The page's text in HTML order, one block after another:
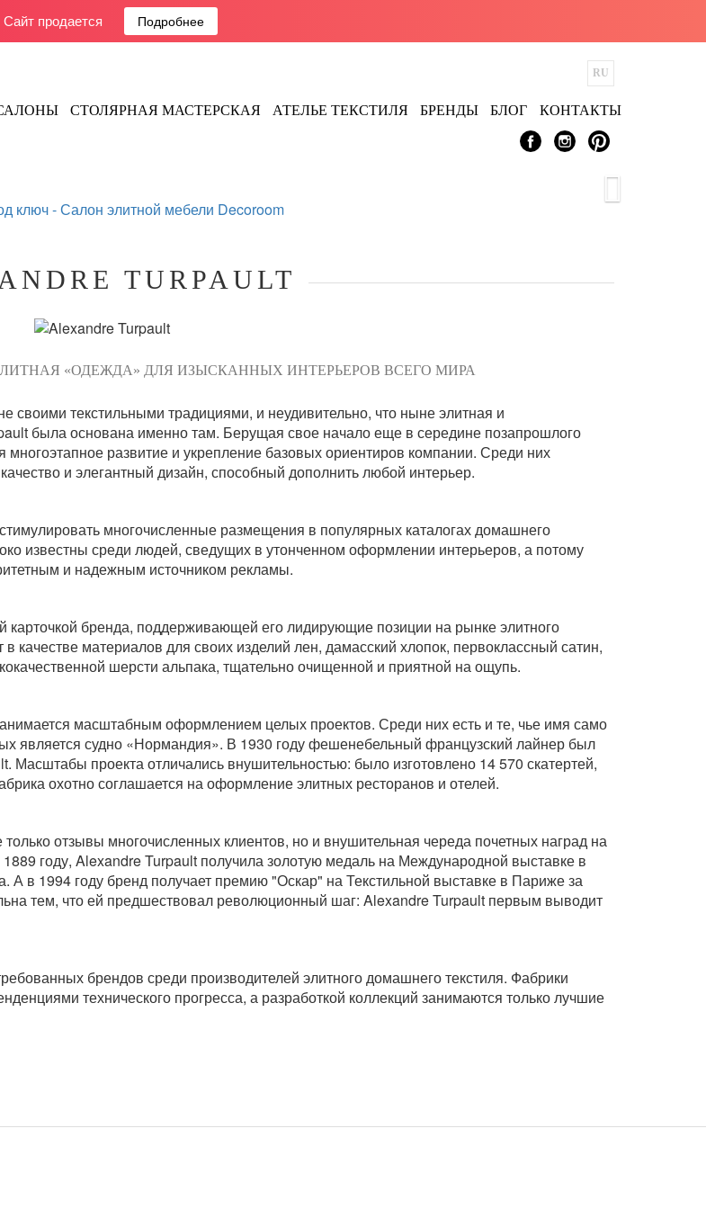
Сайт продается Подробнее
СТОЛЯРНАЯ МАСТЕРСКАЯ АТЕЛЬЕ ТЕКСТИЛЯ БРЕНДЫ БЛОГ КОНТАКТЫ
ключ -Салон элитной мебели Decoroom
TURPAULT
«ОДЕЖДА» ДЛЯ ИЗЫСКАННЫХ ИНТЕРЬЕРОВ ВСЕГО МИРА
текстильными традициями, и неудивительно, что ныне элитная и
была основана именно там. Берущая свое начало еще в середине позапрошлого
развитие и укрепление базовых ориентиров компании. Среди них
и элегантный дизайн, способный дополнить любой интерьер.
многочисленные размещения в популярных каталогах домашнего
известны среди людей, сведущих в утонченном оформлении интерьеров, а потому
и надежным источником рекламы.
карточкой бренда, поддерживающей его лидирующие позиции на рынке элитного
качестве материалов для своих изделий лен, дамасский хлопок, первоклассный сатин,
шерсти альпака, тщательно очищенной и приятной на ощупь.
масштабным оформлением целых проектов. Среди них есть и те, чье имя само
является судно «Нормандия». В 1930 году фешенебельный французский лайнер был
проекта отличались внушительностью: было изготовлено 14 570 скатертей,
охотно соглашается на оформление элитных ресторанов и отелей.
отзывы многочисленных клиентов, но и внушительная череда почетных наград на
году, Alexandre Turpault получила золотую медаль на Международной выставке в
А в 1994 году бренд получает премию "Оскар" на Текстильной выставке в Париже за
тем, что ей предшествовал революционный шаг: Alexandre Turpault первым выводит
брендов среди производителей элитного домашнего текстиля. Фабрики
технического прогресса, а разработкой коллекций занимаются только лучшие